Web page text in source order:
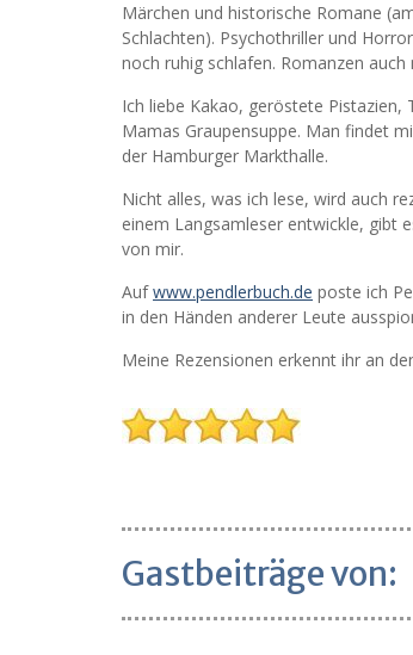
Märchen und historische Romane
Schlachten). Psychothriller und
noch ruhig schlafen. Romanzen
Ich liebe Kakao, geröstete
Mamas Graupensuppe. Man findet
der Hamburger Markthalle.
Nicht alles, was ich lese, wird auch
einem Langsamleser entwickle, gibt
von mir.
Aufwww.pendlerbuch.de poste ich
in den Händen anderer Leute
Meine Rezensionen erkennt ihr an
Gastbeiträge von: